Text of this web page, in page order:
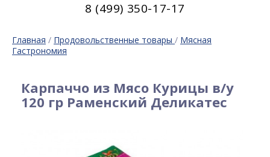
8 (499) 350-17-17
Главная / Продовольственные товары / Мясная
Гастрономия
Карпаччо из Мясо Курицы в/у
120 гр Раменский Деликатес